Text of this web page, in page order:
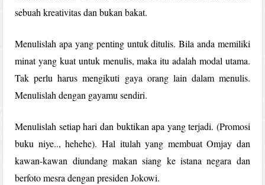
sebuah kreativitas dan bukan bakat.
Menulislah apa yang penting untuk ditulis. Bila anda memiliki
minat yang kuat untuk menulis, maka itu adalah modal utama.
Tak perlu harus mengikuti gaya orang lain dalam menulis.
Menulislah dengan gayamu sendiri.
Menulislah setiap hari dan buktikan apa yang terjadi. (Promosi
buku niye.., hehehe). Hal itulah yang membuat Omjay dan
kawan-kawan diundang makan siang ke istana negara dan
berfoto mesra dengan presiden Jokowi.